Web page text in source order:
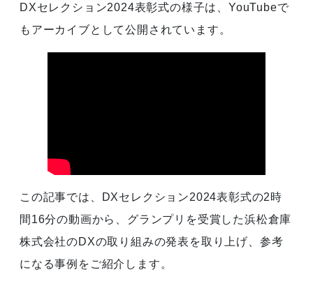
DXセレクション2024表彰式の様子は、YouTubeで
もアーカイブとして公開されています。
この記事では、DXセレクション2024表彰式の2時
間16分の動画から、グランプリを受賞した浜松倉庫
株式会社のDXの取り組みの発表を取り上げ、参考
になる事例をご紹介します。